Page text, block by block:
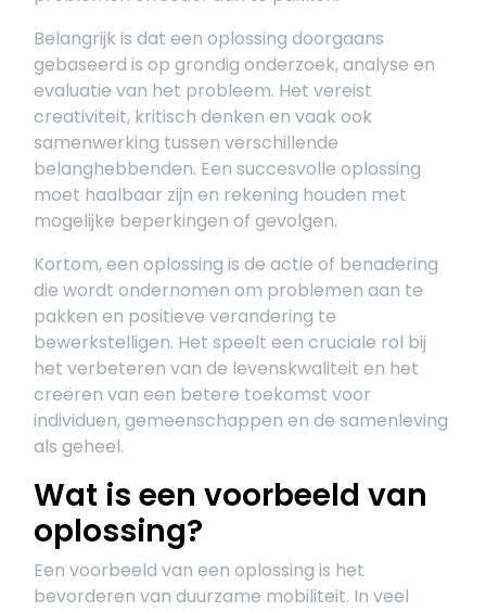
Belangrijk is dat een oplossing doorgaans
gebaseerd is op grondig onderzoek, analyse en
evaluatie van het probleem. Het vereist
creativiteit, kritisch denken en vaak ook
samenwerking tussen verschillende
belanghebbenden. Een succesvolle oplossing
moet haalbaar zijn en rekening houden met
mogelijke beperkingen of gevolgen.
Kortom, een oplossing is de actie of benadering
die wordt ondernomen om problemen aan te
pakken en positieve verandering te
bewerkstelligen. Het speelt een cruciale rol bij
het verbeteren van de levenskwaliteit en het
creëren van een betere toekomst voor
individuen, gemeenschappen en de samenleving
als geheel.
Wat is een voorbeeld van
oplossing?
Een voorbeeld van een oplossing is het
bevorderen van duurzame mobiliteit. In veel